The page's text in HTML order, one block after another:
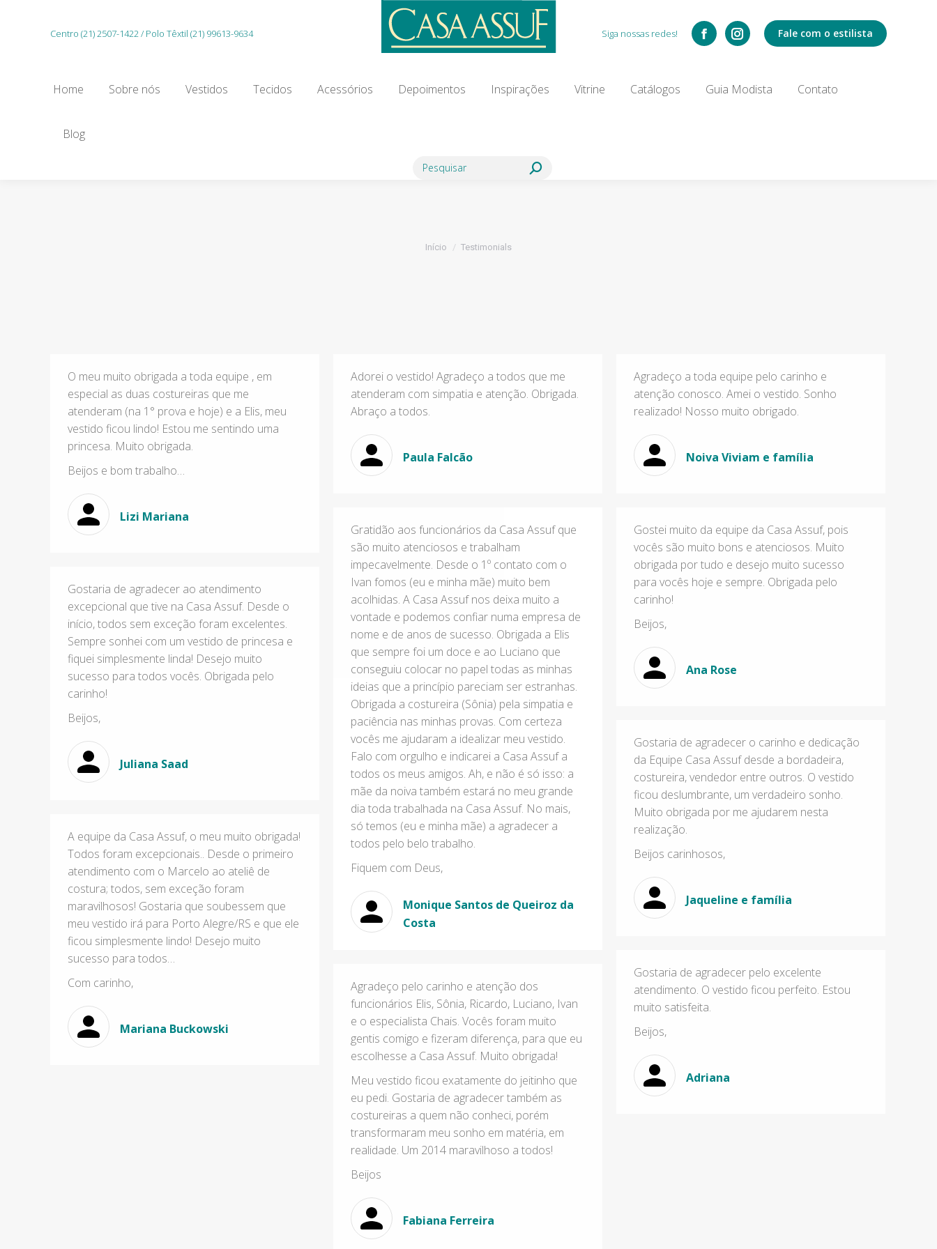
Centro (21) 2507-1422 / Polo Têxtil (21) 99613-9634 Siga nossas redes! Fale com o estilista
Home Sobre nós Vestidos Tecidos Acessórios Depoimentos Inspirações Vitrine Catálogos Guia Modista Contato
Blog
Search:
Você está aqui:
Início Testimonials
O meu muito obrigada a toda equipe , em
especial as duas costureiras que me
atenderam (na 1° prova e hoje) e a Elis, meu
vestido ficou lindo! Estou me sentindo uma
princesa. Muito obrigada.
Beijos e bom trabalho…
Lizi Mariana
Adorei o vestido! Agradeço a todos que me
atenderam com simpatia e atenção. Obrigada.
Abraço a todos.
Paula Falcão
Agradeço a toda equipe pelo carinho e
atenção conosco. Amei o vestido. Sonho
realizado! Nosso muito obrigado.
Noiva Viviam e família
Gratidão aos funcionários da Casa Assuf que
são muito atenciosos e trabalham
impecavelmente. Desde o 1º contato com o
Ivan fomos (eu e minha mãe) muito bem
acolhidas. A Casa Assuf nos deixa muito a
vontade e podemos confiar numa empresa de
nome e de anos de sucesso. Obrigada a Elis
que sempre foi um doce e ao Luciano que
conseguiu colocar no papel todas as minhas
ideias que a princípio pareciam ser estranhas.
Obrigada a costureira (Sônia) pela simpatia e
paciência nas minhas provas. Com certeza
vocês me ajudaram a idealizar meu vestido.
Falo com orgulho e indicarei a Casa Assuf a
todos os meus amigos. Ah, e não é só isso: a
mãe da noiva também estará no meu grande
dia toda trabalhada na Casa Assuf. No mais,
só temos (eu e minha mãe) a agradecer a
todos pelo belo trabalho.
Fiquem com Deus,
Monique Santos de Queiroz da
Costa
Gostei muito da equipe da Casa Assuf, pois
vocês são muito bons e atenciosos. Muito
obrigada por tudo e desejo muito sucesso
para vocês hoje e sempre. Obrigada pelo
carinho!
Beijos,
Ana Rose
Gostaria de agradecer ao atendimento
excepcional que tive na Casa Assuf. Desde o
início, todos sem exceção foram excelentes.
Sempre sonhei com um vestido de princesa e
fiquei simplesmente linda! Desejo muito
sucesso para todos vocês. Obrigada pelo
carinho!
Beijos,
Juliana Saad
Gostaria de agradecer o carinho e dedicação
da Equipe Casa Assuf desde a bordadeira,
costureira, vendedor entre outros. O vestido
ficou deslumbrante, um verdadeiro sonho.
Muito obrigada por me ajudarem nesta
realização.
Beijos carinhosos,
Jaqueline e família
A equipe da Casa Assuf, o meu muito obrigada!
Todos foram excepcionais.. Desde o primeiro
atendimento com o Marcelo ao ateliê de
costura; todos, sem exceção foram
maravilhosos! Gostaria que soubessem que
meu vestido irá para Porto Alegre/RS e que ele
ficou simplesmente lindo! Desejo muito
sucesso para todos…
Com carinho,
Mariana Buckowski
Gostaria de agradecer pelo excelente
atendimento. O vestido ficou perfeito. Estou
muito satisfeita.
Beijos,
Adriana
Agradeço pelo carinho e atenção dos
funcionários Elis, Sônia, Ricardo, Luciano, Ivan
e o especialista Chais. Vocês foram muito
gentis comigo e fizeram diferença, para que eu
escolhesse a Casa Assuf. Muito obrigada!
Meu vestido ficou exatamente do jeitinho que
eu pedi. Gostaria de agradecer também as
costureiras a quem não conheci, porém
transformaram meu sonho em matéria, em
realidade. Um 2014 maravilhoso a todos!
Beijos
Fabiana Ferreira
Depoimentos Inspirações
Search: